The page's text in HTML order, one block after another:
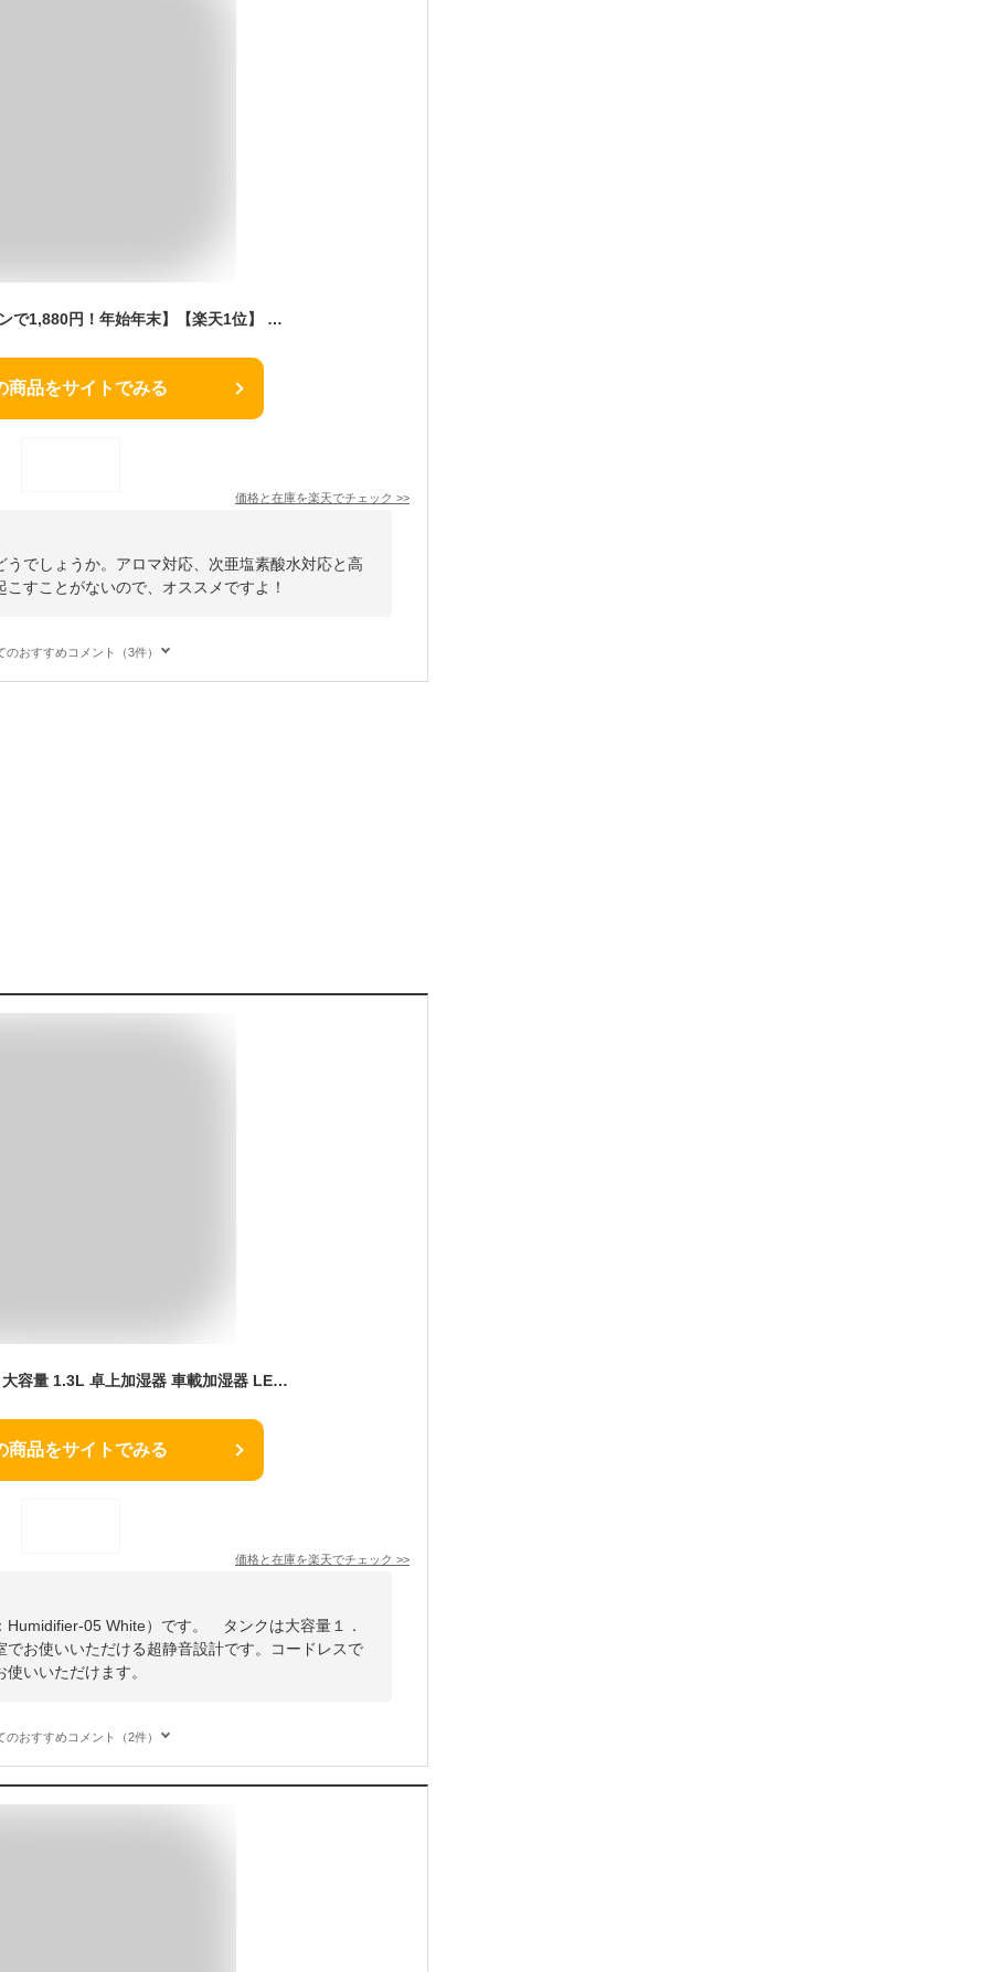
加湿器 卓上 【クーポンで1,880円！年始年末】【楽天1位】 加湿器 小型 抗菌鋼片 おしゃれ 超音波 卓上加湿器 オフィス 加湿器 アロマ 静音 除菌 7色LEDランプ 気化式 大容量 250ml 持ち運び便利 空焚き防止 一人暮らし おしゃれ usb 車載 加湿器 ギフト プレゼン
商品をサイトでみる
価格と在庫を楽天でチェック >>
でしょうか。アロマ対応、次亜塩素酸水対応と高
すことがないので、オススメですよ！
のおすすめコメント（3件）
加湿器 卓上 超音波式 大容量 1.3L 卓上加湿器 車載加湿器 LEDライト ナイトライト 超静音設計 オフィス 会社 子供部屋 赤ちゃん 6-9畳 電源コード式 長時間 空気浄化機 除菌 部屋 肌荒れ対策 乾燥 花粉症対策 持ち運び便利 誕生日 結婚祝い(White)
商品をサイトでみる
価格と在庫を楽天でチェック >>
Humidifier-05 White）です。 タンクは大容量１．
お使いいただける超静音設計です。コードレスで
いいただけます。
のおすすめコメント（2件）